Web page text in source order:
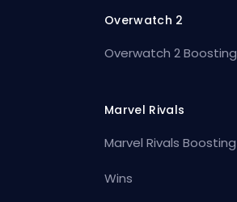
Overwatch 2
Overwatch 2 Boosting
Marvel Rivals
Marvel Rivals Boosting
Wins